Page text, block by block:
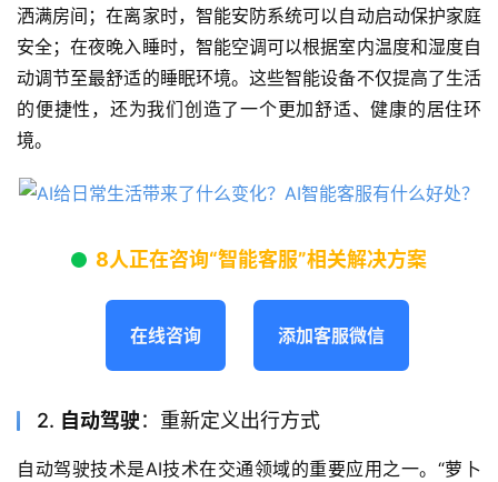
洒满房间；在离家时，智能安防系统可以自动启动保护家庭
安全；在夜晚入睡时，智能空调可以根据室内温度和湿度自
动调节至最舒适的睡眠环境。这些智能设备不仅提高了生活
的便捷性，还为我们创造了一个更加舒适、健康的居住环
境。
8人正在咨询“智能客服”相关解决方案
在线咨询 添加客服微信
2. 自动驾驶：重新定义出行方式
自动驾驶技术是AI技术在交通领域的重要应用之一。“萝卜